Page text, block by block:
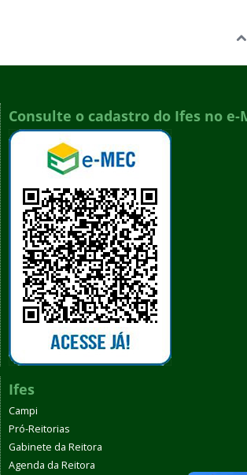
Consulte o cadastro do Ifes no e-
Ifes
Campi
Pró-Reitorias
Gabinete da Reitora
Agenda da Reitora